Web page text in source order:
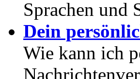
Sprachen und
Dein
Wie kann ich